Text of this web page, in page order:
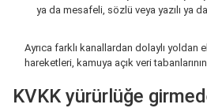
ya da mesafeli, sözlü veya yazılı ya
Ayrıca farklı kanallardan dolaylı
hareketleri, kamuya açık veri
KVKK yürürlüğe